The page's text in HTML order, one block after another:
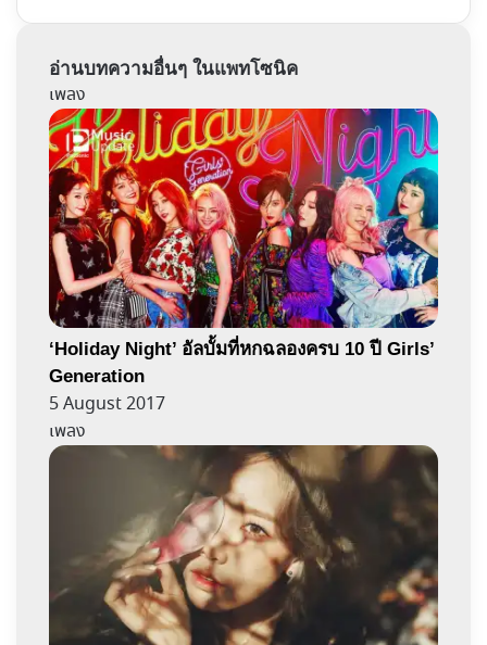
อ่านบทความอื่นๆ ในแพทโซนิค
เพลง
‘Holiday Night’ อัลบั้มที่หกฉลองครบ 10 ปี Girls’
Generation
5 August 2017
เพลง